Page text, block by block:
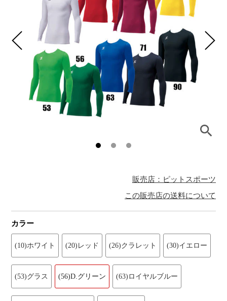
販売店：ピットスポーツ
この販売店の送料について
カラー
(10)ホワイト (20)レッド (26)クラレット (30)イエロー
(53)グラス (56)D.グリーン (63)ロイヤルブルー